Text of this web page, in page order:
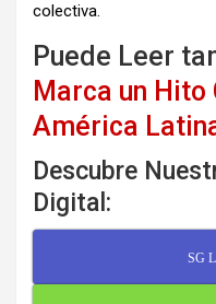
colectiva.
Puede Leer
Marca un Hito
América
Descubre
Digital:
SG